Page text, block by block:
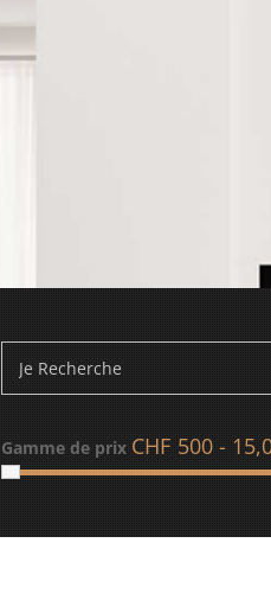
Gamme de prix CHF